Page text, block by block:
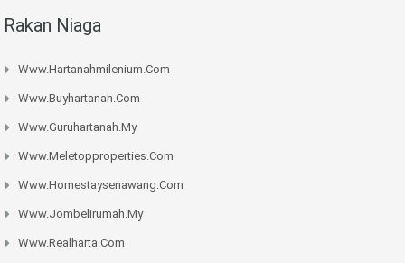
Rakan Niaga
Www.hartanahmilenium.com
Www.buyhartanah.com
Www.guruhartanah.my
Www.meletopproperties.com
Www.homestaysenawang.com
Www.jombelirumah.my
Www.realharta.com